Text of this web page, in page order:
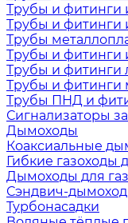
Трубы и фитинги
Трубы и фитинги
Трубы
Трубы и фитинги
Трубы и фитинги
Трубы и фитинги
Трубы ПНД и
Сигнализаторы
Дымоходы
Коаксиальные
Гибкие газоходы
Дымоходы для
Сэндвич-
Турбонасадки